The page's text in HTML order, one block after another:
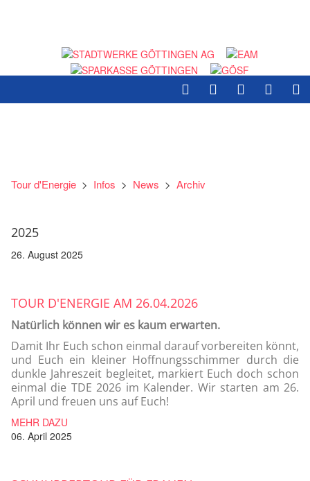
Tour d'Energie > Infos > News > Archiv
2025
26. August 2025
TOUR D'ENERGIE AM 26.04.2026
Natürlich können wir es kaum erwarten.
Damit Ihr Euch schon einmal darauf vorbereiten könnt,
und Euch ein kleiner Hoffnungsschimmer durch die
dunkle Jahreszeit begleitet, markiert Euch doch schon
einmal die TDE 2026 im Kalender. Wir starten am 26.
April und freuen uns auf Euch!
MEHR DAZU
06. April 2025